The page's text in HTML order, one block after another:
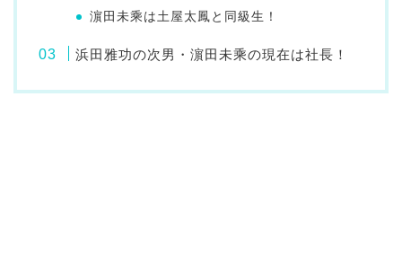
濵田未乘は土屋太鳳と同級生！
浜田雅功の次男・濵田未乘の現在は社長！